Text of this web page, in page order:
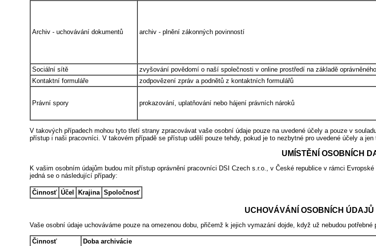
Archiv - uchovávání dokumentů archiv - plnění zákonných povinností
Sociální sítě
zvyšování povědomí o naší společnosti v online prostředí na základě
Kontaktní formuláře
zodpovězení zpráv a podnětů z kontaktních formulářů
Právní spory prokazování, uplatňování nebo hájení právních nároků
V takových případech mohou tyto třetí strany zpracovávat vaše osobní údaje pouze na uvedené účely a pouze v
přístup i naši pracovníci. V takovém případě se přístup udělí pouze tehdy, pokud je to nezbytné pro uvedené účely a
UMÍSTĚNÍ OSOBNÍCH
K vašim osobním údajům budou mít přístup oprávnění pracovníci DSI Czech s.r.o., v České republice v rámci
jedná se o následující případy:
Činnosť Účel Krajina Spoločnosť
UCHOVÁVÁNÍ OSOBNÍCH ÚDAJŮ
Vaše osobní údaje uchováváme pouze na omezenou dobu, přičemž k jejich vymazání dojde, když už nebudou
Činnosť
Doba archivácie